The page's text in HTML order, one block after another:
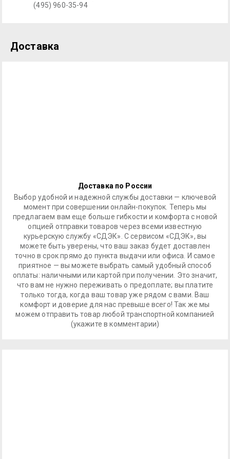
(495) 960-35-94
Доставка
Доставка по России
Выбор удобной и надежной службы доставки — ключевой
момент при совершении онлайн-покупок. Теперь мы
предлагаем вам еще больше гибкости и комфорта с новой
опцией отправки товаров через всеми известную
курьерскую службу «СДЭК». С сервисом «СДЭК», вы
можете быть уверены, что ваш заказ будет доставлен
точно в срок прямо до пункта выдачи или офиса. И самое
приятное — вы можете выбрать самый удобный способ
оплаты: наличными или картой при получении. Это значит,
что вам не нужно переживать о предоплате; вы платите
только тогда, когда ваш товар уже рядом с вами. Ваш
комфорт и доверие для нас превыше всего! Так же мы
можем отправить товар любой транспортной компанией
(укажите в комментарии)